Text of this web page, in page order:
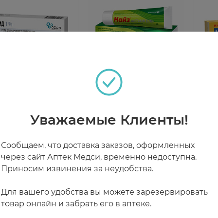
₽
Найз Активгель 1% гель
В наличии
от 716 ₽
Уважаемые Клиенты!
Сообщаем, что доставка заказов, оформленных
через сайт Аптек Медси, временно недоступна.
Приносим извинения за неудобства.
Для вашего удобства вы можете зарезервировать
товар онлайн и забрать его в аптеке.